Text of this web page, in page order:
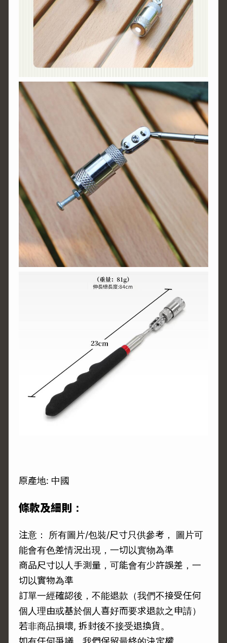
原產地: 中國
條款及細則：
注意： 所有圖片/包裝/尺寸只供參考， 圖片可
能會有色差情況出現，一切以實物為準
商品尺寸以人手測量，可能會有少許誤差，一
切以實物為準
訂單一經確認後，不能退款（我們不接受任何
個人理由或基於個人喜好而要求退款之申請）
若非商品損壞, 拆封後不接受退換貨。